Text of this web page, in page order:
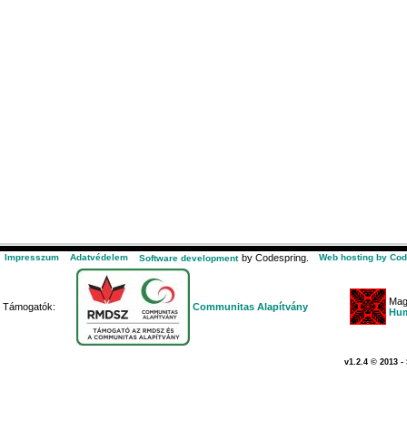
Impresszum Adatvédelem Software development by Codespring. Web hosting by
Támogatók: Communitas Alapítvány
v1.2.4 © 2013